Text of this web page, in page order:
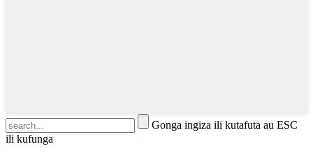
Gonga ingiza ili kutafuta au ESC
ili kufunga